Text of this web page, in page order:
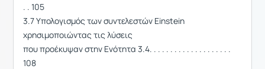
. . 105
3.7 Υπολογισμός των συντελεστών Einstein
χρησιμοποιώντας τις λύσεις
που προέκυψαν στην Ενότητα 3.4. . . . . . . . . . . . . . . . . . . .
108